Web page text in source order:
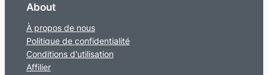
About
À propos de nous
Politique de confidentialité
Conditions d'utilisation
Affilier